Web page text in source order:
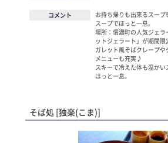
コメント
お持ち帰りも出来るスー
スープでほっと一息。
場所：信濃町の人気ジェラ
ットジェラート」が期間限
ガレット風そばクレープ
メニューも充実♪
スキーで冷えた体も温か
ほっと一息。
そば処 [独楽(こま)]